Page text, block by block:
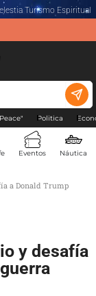
Turismo Espiritual
Politica
Eventos Náutica
a Donald Trump
y desafía